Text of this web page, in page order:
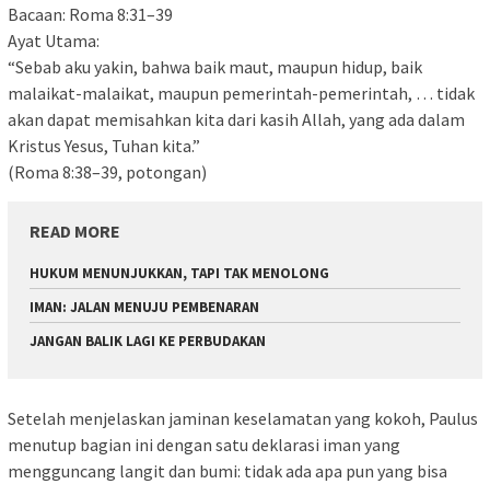
Bacaan: Roma 8:31–39
Ayat Utama:
“Sebab aku yakin, bahwa baik maut, maupun hidup, baik
malaikat-malaikat, maupun pemerintah-pemerintah, … tidak
akan dapat memisahkan kita dari kasih Allah, yang ada dalam
Kristus Yesus, Tuhan kita.”
(Roma 8:38–39, potongan)
READ MORE
HUKUM MENUNJUKKAN, TAPI TAK MENOLONG
IMAN: JALAN MENUJU PEMBENARAN
JANGAN BALIK LAGI KE PERBUDAKAN
Setelah menjelaskan jaminan keselamatan yang kokoh, Paulus
menutup bagian ini dengan satu deklarasi iman yang
mengguncang langit dan bumi: tidak ada apa pun yang bisa